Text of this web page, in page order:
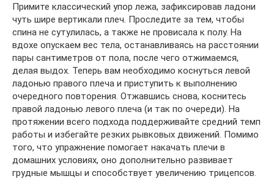
Примите классический упор лежа, зафиксировав ладони
чуть шире вертикали плеч. Проследите за тем, чтобы
спина не сутулилась, а также не провисала к полу. На
вдохе опускаем вес тела, останавливаясь на расстоянии
пары сантиметров от пола, после чего отжимаемся,
делая выдох. Теперь вам необходимо коснуться левой
ладонью правого плеча и приступить к выполнению
очередного повторения. Отжавшись снова, коснитесь
правой ладонью левого плеча (и так по очереди). На
протяжении всего подхода поддерживайте средний темп
работы и избегайте резких рывковых движений. Помимо
того, что упражнение помогает накачать плечи в
домашних условиях, оно дополнительно развивает
грудные мышцы и способствует увеличению трицепсов.